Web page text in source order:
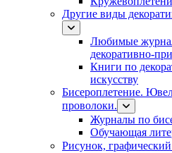
Другие виды
Любимые
декоративно-
Книги по
искусству
Бисероплетение.
проволоки.
Журналы по
Обучающая
Рисунок,